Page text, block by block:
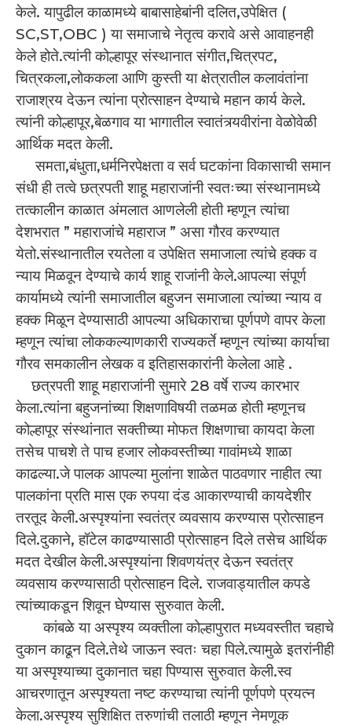
केले. यापुढील काळामध्ये बाबासाहेबांनी दलित,उपेक्षित (
SC,ST,OBC ) या समाजाचे नेतृत्व करावे असे आवाहनही
केले होते.त्यांनी कोल्हापूर संस्थानात संगीत,चित्रपट,
चित्रकला,लोककला आणि कुस्ती या क्षेत्रातील कलावंतांना
राजाश्रय देऊन त्यांना प्रोत्साहन देण्याचे महान कार्य केले.
त्यांनी कोल्हापूर,बेळगाव या भागातील स्वातंत्र्यवीरांना वेळोवेळी
आर्थिक मदत केली.
समता,बंधुता,धर्मनिरपेक्षता व सर्व घटकांना विकासाची समान
संधी ही तत्वे छत्रपती शाहू महाराजांनी स्वतःच्या संस्थानामध्ये
तत्कालीन काळात अंमलात आणलेली होती म्हणून त्यांचा
देशभरात ” महाराजांचे महाराज ” असा गौरव करण्यात
येतो.संस्थानातील रयतेला व उपेक्षित समाजाला त्यांचे हक्क व
न्याय मिळवून देण्याचे कार्य शाहू राजांनी केले.आपल्या संपूर्ण
कार्यामध्ये त्यांनी समाजातील बहुजन समाजाला त्यांच्या न्याय व
हक्क मिळून देण्यासाठी आपल्या अधिकाराचा पूर्णपणे वापर केला
म्हणून त्यांचा लोककल्याणकारी राज्यकर्ते म्हणून त्यांच्या कार्याचा
गौरव समकालीन लेखक व इतिहासकारांनी केलेला आहे .
छत्रपती शाहू महाराजांनी सुमारे 28 वर्षे राज्य कारभार
केला.त्यांना बहुजनांच्या शिक्षणाविषयी तळमळ होती म्हणूनच
कोल्हापूर संस्थांनात सक्तीच्या मोफत शिक्षणाचा कायदा केला
तसेच पाचशे ते पाच हजार लोकवस्तीच्या गावांमध्ये शाळा
काढल्या.जे पालक आपल्या मुलांना शाळेत पाठवणार नाहीत त्या
पालकांना प्रति मास एक रुपया दंड आकारण्याची कायदेशीर
तरतूद केली.अस्पृश्यांना स्वतंत्र व्यवसाय करण्यास प्रोत्साहन
दिले.दुकाने, हॉटेल काढण्यासाठी प्रोत्साहन दिले तसेच आर्थिक
मदत देखील केली.अस्पृश्यांना शिवणयंत्र देऊन स्वतंत्र
व्यवसाय करण्यासाठी प्रोत्साहन दिले. राजवाड्यातील कपडे
त्यांच्याकडून शिवून घेण्यास सुरुवात केली.
कांबळे या अस्पृश्य व्यक्तीला कोल्हापुरात मध्यवस्तीत चहाचे
दुकान काढून दिले.तेथे जाऊन स्वतः चहा पिले.त्यामुळे इतरांनीही
या अस्पृश्याच्या दुकानात चहा पिण्यास सुरुवात केली.स्व
आचरणातून अस्पृश्यता नष्ट करण्याचा त्यांनी पूर्णपणे प्रयत्न
केला.अस्पृश्य सुशिक्षित तरुणांची तलाठी म्हणून नेमणूक